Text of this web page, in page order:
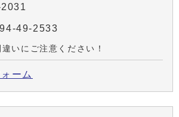
49-2533
いにご注意ください！
ーム